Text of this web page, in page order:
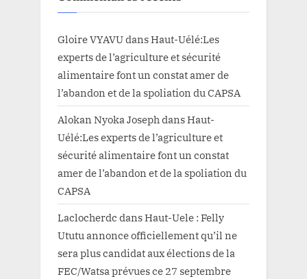
Gloire VYAVUdansHaut-Uélé:Les
experts de l’agriculture et sécurité
alimentaire font un constat amer de
l’abandon et de la spoliation du CAPSA
Alokan Nyoka Joseph dansHaut-
Uélé:Les experts de l’agriculture et
sécurité alimentaire font un constat
amer de l’abandon et de la spoliation du
CAPSA
Laclocherdc dansHaut-Uele : Felly
Ututu annonce officiellement qu’il ne
sera plus candidat aux élections de la
FEC/Watsa prévues ce 27 septembre